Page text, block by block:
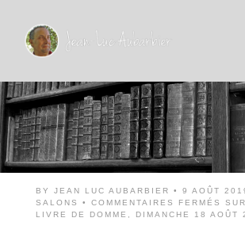
BY JEAN LUC AUBARBIER • 9 AOÛT
SALONS
• COMMENTAIRES FERMÉS
LIVRE DE DOMME, DIMANCHE 18 AOÛT